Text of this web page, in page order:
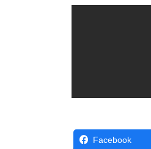
Facebook